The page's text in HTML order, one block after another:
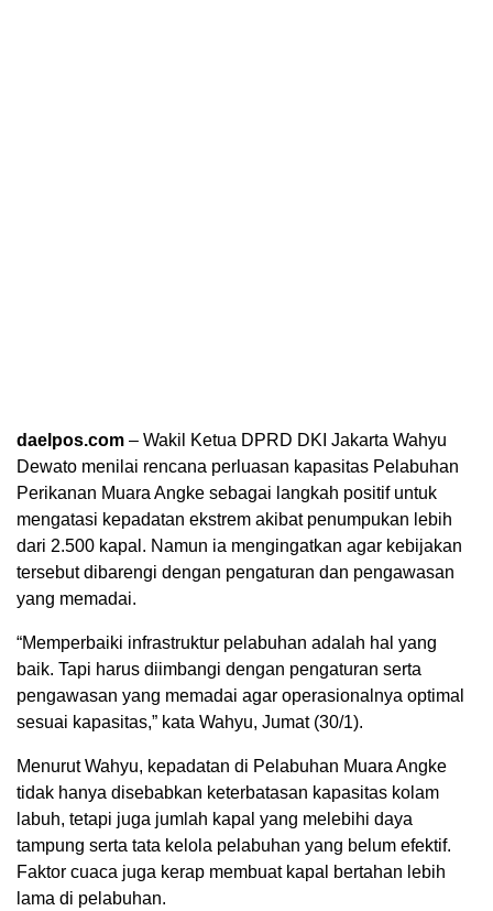
daelpos.com – Wakil Ketua DPRD DKI Jakarta Wahyu
Dewato menilai rencana perluasan kapasitas Pelabuhan
Perikanan Muara Angke sebagai langkah positif untuk
mengatasi kepadatan ekstrem akibat penumpukan lebih
dari 2.500 kapal. Namun ia mengingatkan agar kebijakan
tersebut dibarengi dengan pengaturan dan pengawasan
yang memadai.
“Memperbaiki infrastruktur pelabuhan adalah hal yang
baik. Tapi harus diimbangi dengan pengaturan serta
pengawasan yang memadai agar operasionalnya optimal
sesuai kapasitas,” kata Wahyu, Jumat (30/1).
Menurut Wahyu, kepadatan di Pelabuhan Muara Angke
tidak hanya disebabkan keterbatasan kapasitas kolam
labuh, tetapi juga jumlah kapal yang melebihi daya
tampung serta tata kelola pelabuhan yang belum efektif.
Faktor cuaca juga kerap membuat kapal bertahan lebih
lama di pelabuhan.